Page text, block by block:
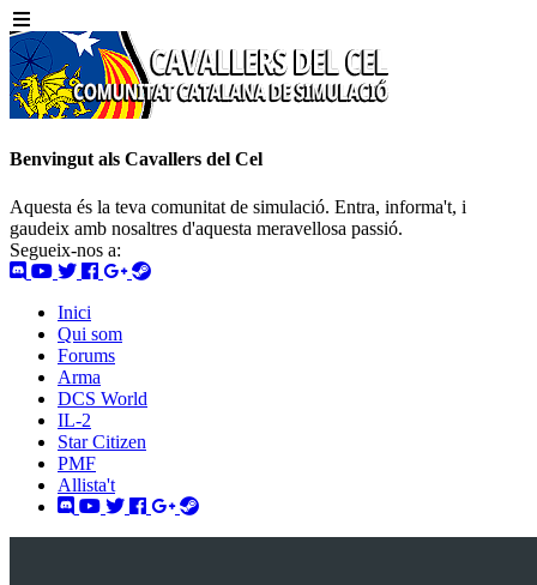
Benvingut als Cavallers del Cel
Aquesta és la teva comunitat de simulació. Entra, informa't, i
gaudeix amb nosaltres d'aquesta meravellosa passió.
Segueix-nos a:
Inici
Qui som
Forums
Arma
DCS World
IL-2
Star Citizen
PMF
Allista't